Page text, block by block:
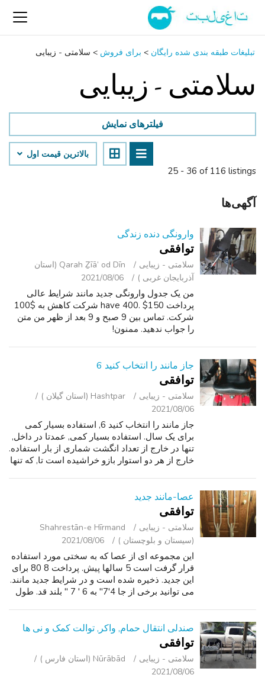
تبلیغات طبقه بندی شده رایگان > برای فروش > سلامتی - زیبایی
سلامتی - زیبایی
25 - 36 of 116 listings
فیلترهای نمایش
بالاترین قیمت اول
آگهی‌ها
وارونگی دنده زندگی
توافقی
سلامتی - زیبایی
Qarah Ẕīā’ od Dīn (استان
آذربایجان غربی )
2021/08/06
من یک جدول وارونگی جدید مانند شرایط عالی
پرداخت have 400. $150 شرکت کاهش به $100
شرکت. تماس بین 9 صبح و 9 بعد از ظهر من متن
را جواب ندهید. ممنون!
جاز مانند را انتخاب کنید 6
توافقی
سلامتی - زیبایی
Hashtpar (استان گیلان )
2021/08/06
جاز مانند را انتخاب کنید 6, استفاده بسیار کمی
برای یک سال. استفاده بسیار کمی, عمدتا در داخل,
تنها در خارج از تعداد انگشت شماری از بار استفاده.
خارج از هر دو استوار بازو خراشیده است تا, که تنها
عصا-مانند جدید
توافقی
سلامتی - زیبایی
Shahrestān-e Hīrmand
(سیستان و بلوچستان )
2021/08/06
این مجموعه ای از عصا که به سختی مورد استفاده
قرار گرفت است 5 سالها پیش. پرداخت 8 80 برای
این جدید. ذخیره شده است و در شرایط جدید مانند.
می توانید برخی از جا 4'7" به 6 ' 7 " بلند قد. طول
صندلی انتقال حمام, واکر, توالت کمک و نی ها
توافقی
سلامتی - زیبایی
Nūrābād (استان فارس )
2021/08/06